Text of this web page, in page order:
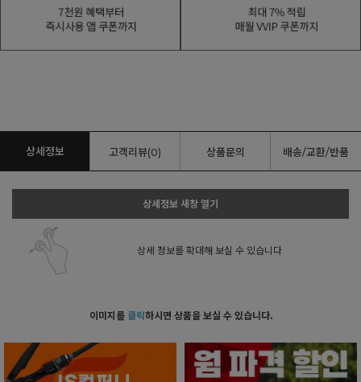
상세정보 고객리뷰(0) 상품문의 배송/교환/반품
상세정보 새창 열기
상세 정보를 확대해 보실 수 있습니다.
이미지를 클릭하시면 상품을 보실 수 있습니다.